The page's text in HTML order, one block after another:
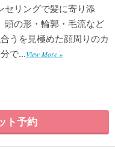
セリングで髪に寄り添
頭の形・輪郭・毛流など
うを見極めた顔周りのカ
で...View More »
ト予約